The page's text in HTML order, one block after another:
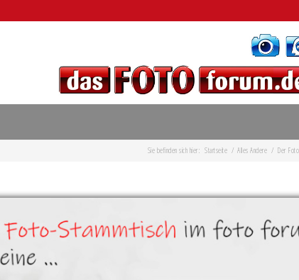
Sie befinden sich hier: Startseite / Alles Andere / Der